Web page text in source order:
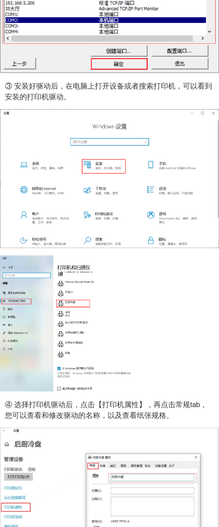
③ 安装好驱动后，在电脑上打开设备或者搜索打印机，可以看到
安装的打印机驱动。
④ 选择打印机驱动后，点击【打印机属性】，再点击常规tab，
您可以查看和修改驱动的名称，以及查看纸张规格。